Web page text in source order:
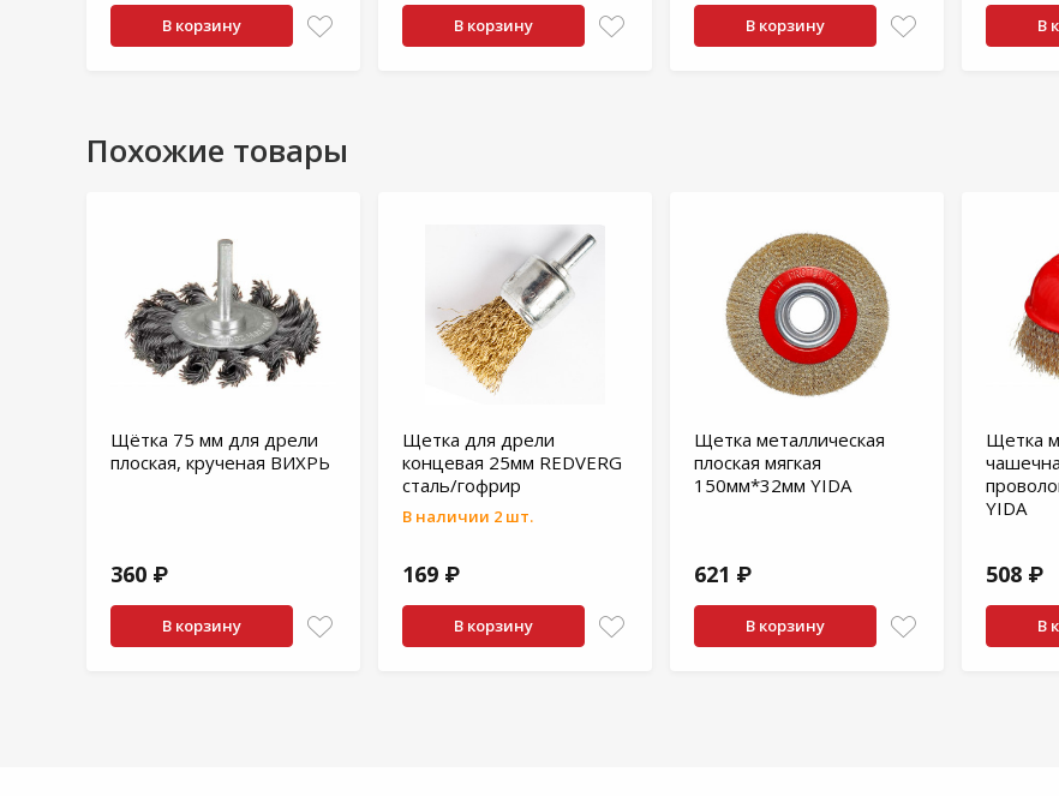
В корзину В корзину В корзину В
Похожие товары
Щётка 75 мм для дрели
плоская, крученая ВИХРЬ
360 ₽
В корзину
Щетка для дрели
концевая 25мм REDVERG
сталь/гофрир
В наличии 2 шт.
169 ₽
В корзину
Щетка металлическая
плоская мягкая
150мм*32мм YIDA
621 ₽
В корзину
Щетка
YIDA
508 ₽
В